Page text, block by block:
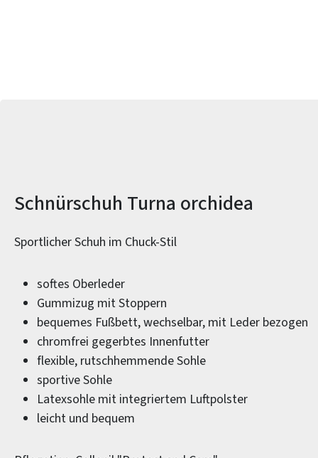
Produktinformationen
Schnürschuh Turna orchidea
Sportlicher Schuh im Chuck-Stil
softes Oberleder
Gummizug mit Stoppern
bequemes Fußbett, wechselbar, mit Leder bezogen
chromfrei gegerbtes Innenfutter
flexible, rutschhemmende Sohle
sportive Sohle
Latexsohle mit integriertem Luftpolster
leicht und bequem